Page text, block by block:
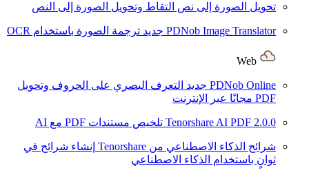
تحويل الصورة إلى نص التقاط وتحويل الصورة إلى النص
PDNob Image Translator جديد ترجمة الصورة باستخدام OCR
PDNob Online جديد التعرف البصري على الحروف وتحويل
PDF مجانًا عبر الإنترنت
Tenorshare AI PDF 2.0.0 تلخيص مستندات PDF مع AI
شرائح الذكاء الاصطناعي من Tenorshare
إنشاء شرائح في
ثوانٍ باستخدام الذكاء الاصطناعي